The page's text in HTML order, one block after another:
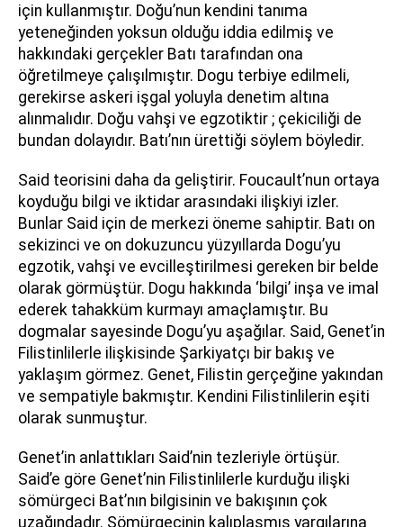
için kullanmıştır. Doğu’nun kendini tanıma
yeteneğinden yoksun olduğu iddia edilmiş ve
hakkındaki gerçekler Batı tarafından ona
öğretilmeye çalışılmıştır. Dogu terbiye edilmeli,
gerekirse askeri işgal yoluyla denetim altına
alınmalıdır. Doğu vahşi ve egzotiktir ; çekiciliği de
bundan dolayıdır. Batı’nın ürettiği söylem böyledir.
Said teorisini daha da geliştirir. Foucault’nun ortaya
koyduğu bilgi ve iktidar arasındaki ilişkiyi izler.
Bunlar Said için de merkezi öneme sahiptir. Batı on
sekizinci ve on dokuzuncu yüzyıllarda Dogu’yu
egzotik, vahşi ve evcilleştirilmesi gereken bir belde
olarak görmüştür. Dogu hakkında ‘bilgi’ inşa ve imal
ederek tahakküm kurmayı amaçlamıştır. Bu
dogmalar sayesinde Dogu’yu aşağılar. Said, Genet’in
Filistinlilerle ilişkisinde Şarkiyatçı bir bakış ve
yaklaşım görmez. Genet, Filistin gerçeğine yakından
ve sempatiyle bakmıştır. Kendini Filistinlilerin eşiti
olarak sunmuştur.
Genet’in anlattıkları Said’nin tezleriyle örtüşür.
Said’e göre Genet’nin Filistinlilerle kurduğu ilişki
sömürgeci Bat’nın bilgisinin ve bakışının çok
uzağındadır. Sömürgecinin kalıplaşmış yargılarına